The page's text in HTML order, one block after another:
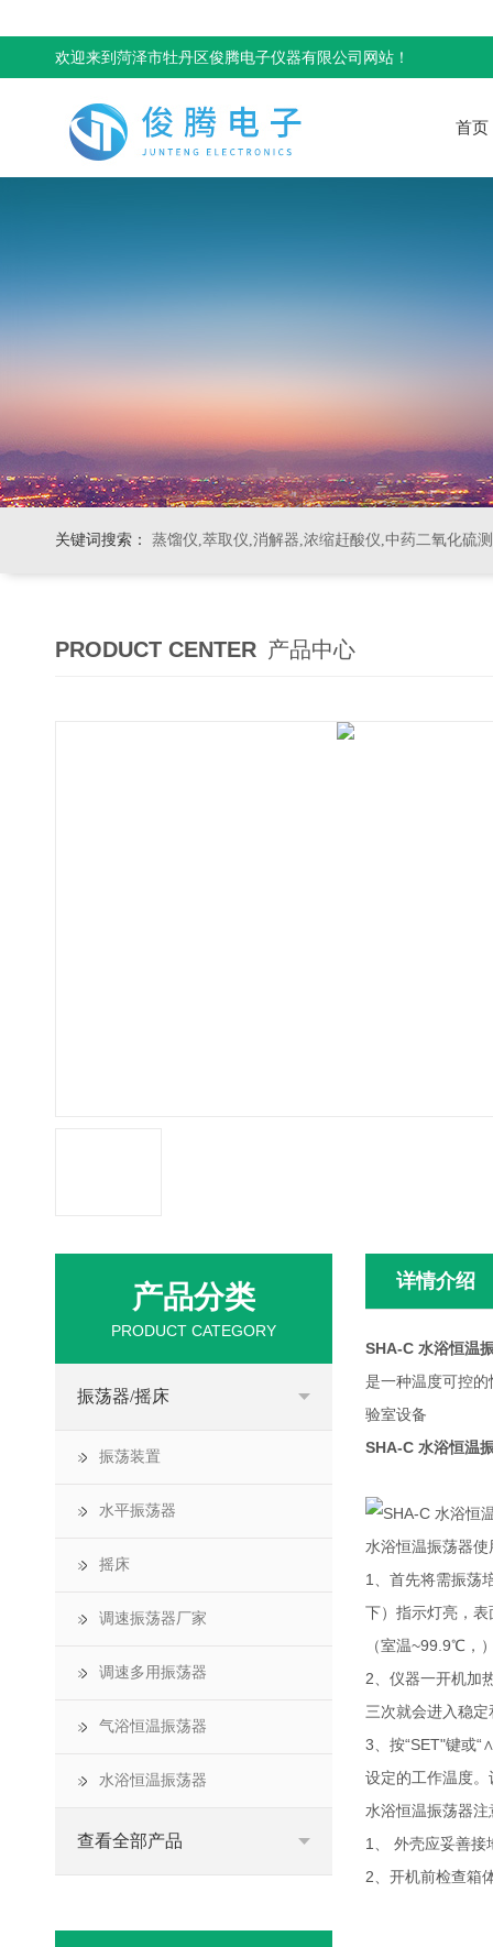
欢迎来到菏泽市牡丹区俊腾电子仪器有限公司网站！
首页
关键词搜索： 蒸馏仪,萃取仪,消解器,浓缩赶酸仪,中药二氧化硫
PRODUCT CENTER 产品中心
详情介绍
SHA-C 水浴恒温
是一种温度可控
验室设备
SHA-C 水浴恒温
水浴恒温振荡器使
1、首先将需振荡
下）指示灯亮，
（室温~99.9℃，
2、仪器一开机加
三次就会进入稳
3、按“SET"键或
设定的工作温度
水浴恒温振荡器注
1、 外壳应妥善接
2、开机前检查箱
产品分类
PRODUCT CATEGORY
振荡器/摇床
振荡装置
水平振荡器
摇床
调速振荡器厂家
调速多用振荡器
气浴恒温振荡器
水浴恒温振荡器
查看全部产品